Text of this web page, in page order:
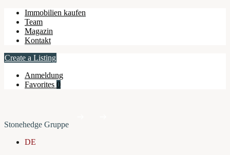
Immobilien kaufen
Team
Magazin
Kontakt
Create a Listing
Anmeldung
Favorites 0
Stonehedge Gruppe
DE